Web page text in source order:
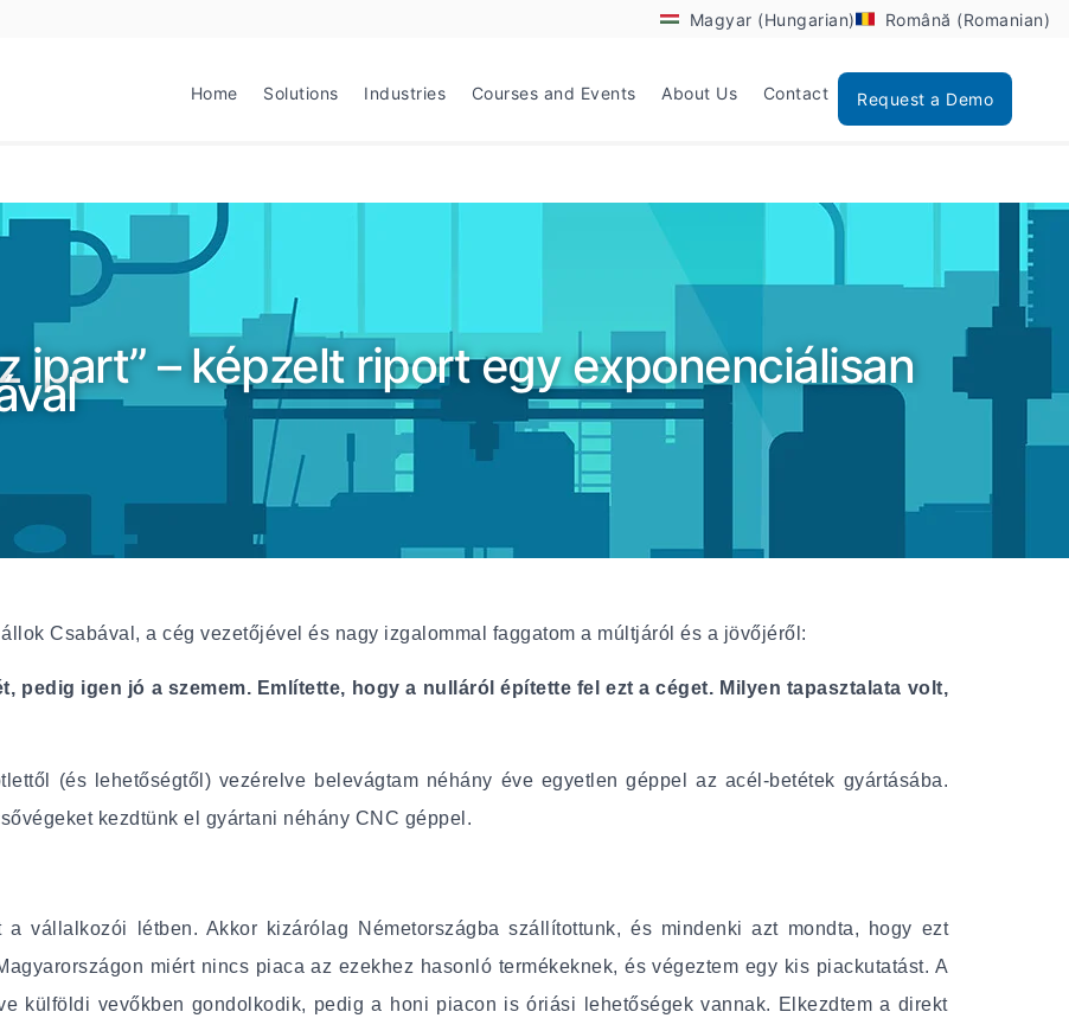
Magyar (Hungarian) Română (Romanian)
Home Solutions Industries Courses and Events About Us Contact Request a Demo
ipart” – képzelt riport egy exponenciálisan
Csabával, a cég vezetőjével és nagy izgalommal faggatom a múltjáról és a jövőjéről:
pedig igen jó a szemem. Említette, hogy a nulláról építette fel ezt a céget. Milyen tapasztalata volt,
(és lehetőségtől) vezérelve belevágtam néhány éve egyetlen géppel az acél-betétek gyártásába.
kezdtünk el gyártani néhány CNC géppel.
vállalkozói létben. Akkor kizárólag Németországba szállítottunk, és mindenki azt mondta, hogy ezt
miért nincs piaca az ezekhez hasonló termékeknek, és végeztem egy kis piackutatást. A
külföldi vevőkben gondolkodik, pedig a honi piacon is óriási lehetőségek vannak. Elkezdtem a direkt